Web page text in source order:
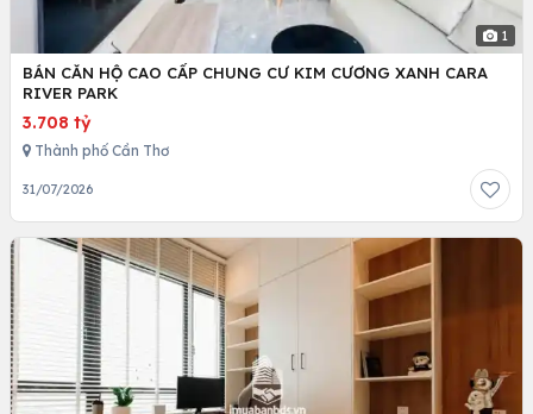
1
BÁN CĂN HỘ CAO CẤP CHUNG CƯ KIM CƯƠNG XANH CARA
RIVER PARK
3.708 tỷ
Thành phố Cần Thơ
31/07/2026